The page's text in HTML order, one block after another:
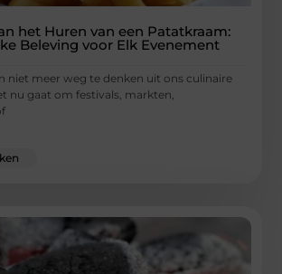
het Huren van een Patatkraam:
Beleving voor Elk Evenement
niet meer weg te denken uit ons culinaire
nu gaat om festivals, markten,